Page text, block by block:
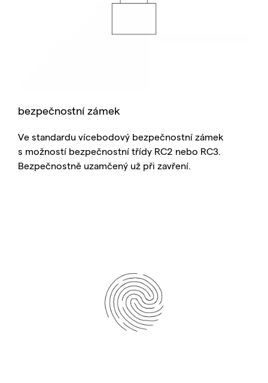
bezpečnostní zámek
Ve standardu vícebodový bezpečnostní zámek
s možností bezpečnostní třídy RC2 nebo RC3.
Bezpečnostně uzamčený už při zavření.